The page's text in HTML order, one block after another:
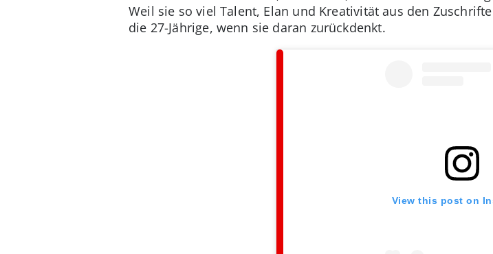
Weil sie so viel Talent, Elan und Kreativität aus den
die 27-Jährige, wenn sie daran zurückdenkt.
View this post on